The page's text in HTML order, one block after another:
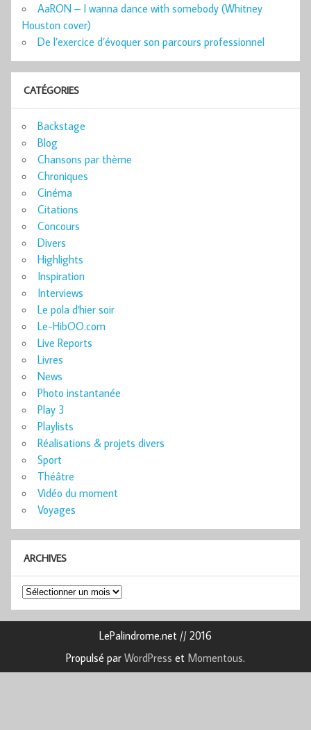
AaRON – I wanna dance with somebody (Whitney
Houston cover)
De l’exercice d’évoquer son parcours professionnel
CATÉGORIES
Backstage
Blog
Chansons par thème
Chroniques
Cinéma
Citations
Concours
Divers
Highlights
Inspiration
Interviews
Le pola d'hier soir
Le-HibOO.com
Live Reports
Livres
News
Photo instantanée
Play 3
Playlists
Réalisations & projets divers
Sport
Théâtre
Vidéo du moment
Voyages
ARCHIVES
Archives
LePalindrome.net // 2016
Propulsé par WordPress et Momentous.